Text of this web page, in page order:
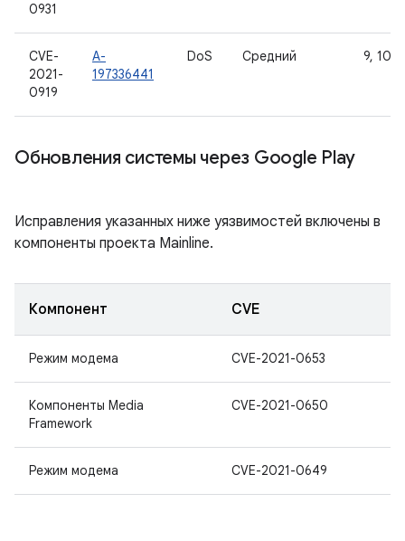
0931
CVE-
2021-
0919
A-
197336441
DoS Средний 9, 10,
Обновления системы через Google Play
Исправления указанных ниже уязвимостей включены в
компоненты проекта Mainline.
Компонент CVE
Режим модема CVE-2021-0653
Компоненты Media
Framework
CVE-2021-0650
Режим модема CVE-2021-0649